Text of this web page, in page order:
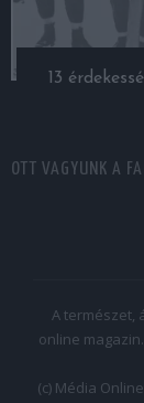
13
OTT VAGYUNK A
A természet,
online
(c) Média